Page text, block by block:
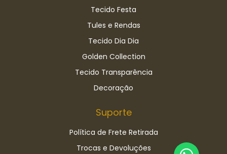
Tecido Festa
Tules e Rendas
Tecido Dia Dia
Golden Collection
Tecido Transparência
Decoração
Suporte
Política de Frete Retirada
Trocas e Devoluções